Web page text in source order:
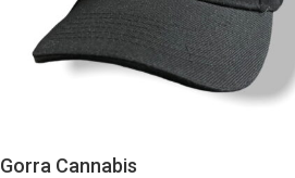
Gorra Cannabis